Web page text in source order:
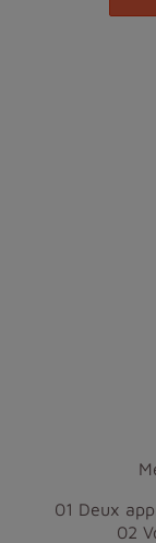
01 Deux
02